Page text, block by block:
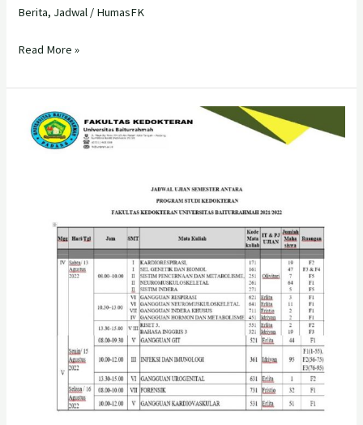
Berita, Jadwal / HumasFK
Read More »
Jadwal
Ujian
Kedokteran
Baiturrahmah